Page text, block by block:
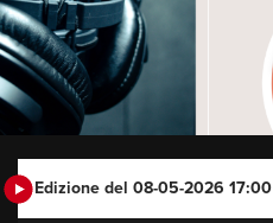
Edizione del 08-05-2026 17:00